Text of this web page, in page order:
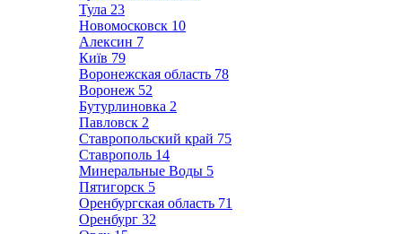
Тула 23
Новомосковск 10
Алексин 7
Київ 79
Воронежская область 78
Воронеж 52
Бутурлиновка 2
Павловск 2
Ставропольский край 75
Ставрополь 14
Минеральные Воды 5
Пятигорск 5
Оренбургская область 71
Оренбург 32